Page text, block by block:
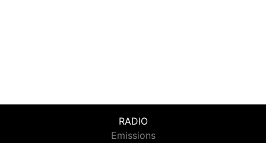
RADIO
Emissions